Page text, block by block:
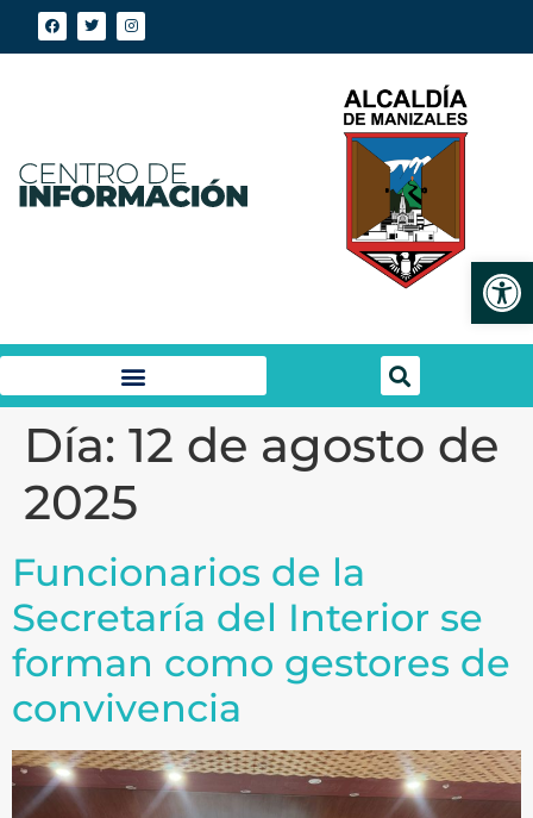
Día: 12 de agosto de
2025
Funcionarios de la
Secretaría del Interior se
forman como gestores de
convivencia